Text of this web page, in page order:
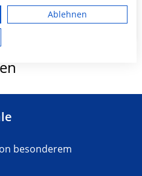
konservative
besonderem
Werbeleistung. Messung der
Zielgruppen durch Statistiken
Quellen. Entwicklung
reduzierter Daten zur
gelten ausschließlich für diese
auf
Ablehnen